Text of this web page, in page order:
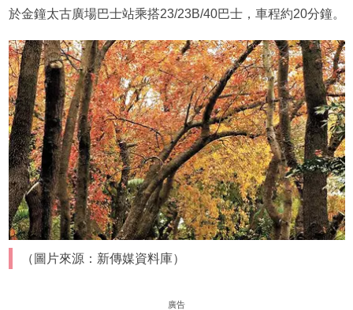
於金鐘太古廣場巴士站乘搭23/23B/40巴士，車程約20分鐘。
（圖片來源：新傳媒資料庫）
廣告